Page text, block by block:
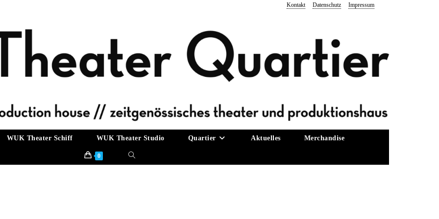
Kontakt Datenschutz Impressum
WUK Theater Schiff WUK Theater Studio Quartier Aktuelles Merchandise
0 Website-